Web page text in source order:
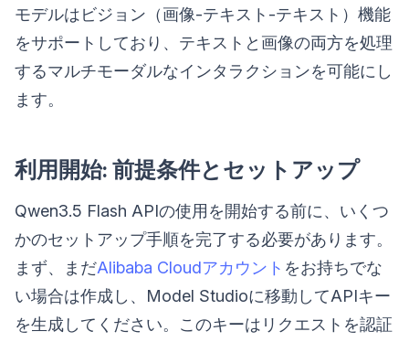
モデルはビジョン（画像-テキスト-テキスト）機能
をサポートしており、テキストと画像の両方を処理
するマルチモーダルなインタラクションを可能にし
ます。
利用開始: 前提条件とセットアップ
Qwen3.5 Flash APIの使用を開始する前に、いくつ
かのセットアップ手順を完了する必要があります。
まず、まだAlibaba Cloudアカウント をお持ちでな
い場合は作成し、Model Studioに移動してAPIキー
を生成してください。このキーはリクエストを認証